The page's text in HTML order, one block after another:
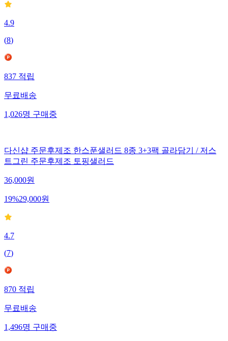
4.9
(8)
837적립
무료배송
1,026명구매중
다신샵 주문후제조 한스푼샐러드 8종 3+3팩 골라담기 / 저스
트그린 주문후제조 토핑샐러드
36,000원
19%29,000원
4.7
(7)
870적립
무료배송
1,496명구매중